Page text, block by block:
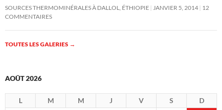
SOURCES THERMOMINÉRALES À DALLOL, ÉTHIOPIE JANVIER 5, 2014 12
COMMENTAIRES
TOUTES LES GALERIES →
AOÛT 2026
L M M J V S
D